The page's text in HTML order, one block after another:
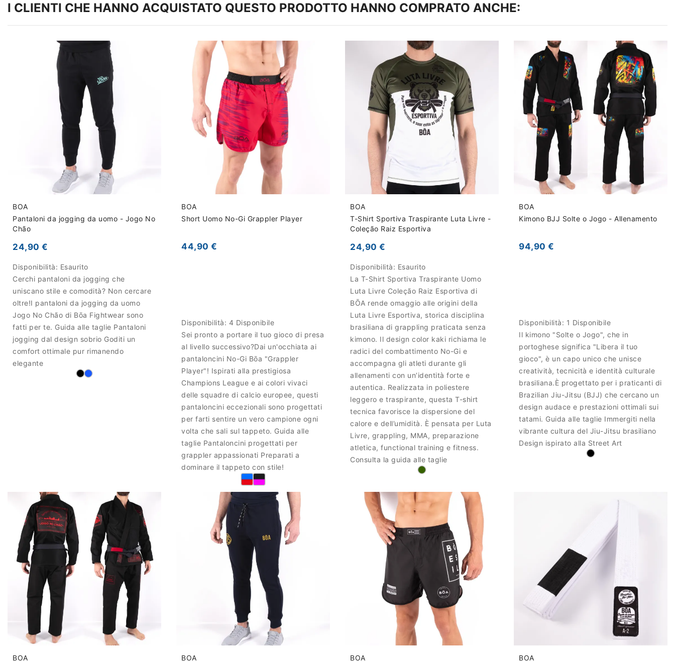
I CLIENTI CHE HANNO ACQUISTATO QUESTO PRODOTTO HANNO COMPRATO ANCHE:
BOA
Pantaloni da jogging da uomo - Jogo No
Chão
24,90 €
Disponibilità: Esaurito
Cerchi pantaloni da jogging che
uniscano stile e comodità? Non cercare
oltre!I pantaloni da jogging da uomo
Jogo No Chão di Bōa Fightwear sono
fatti per te. Guida alle taglie Pantaloni
jogging dal design sobrio Goditi un
comfort ottimale pur rimanendo
elegante
BOA
Short Uomo No-Gi Grappler Player
44,90 €
Disponibilità: 4 Disponibile
Sei pronto a portare il tuo gioco di presa
al livello successivo?Dai un'occhiata ai
pantaloncini No-Gi Bōa "Grappler
Player"! Ispirati alla prestigiosa
Champions League e ai colori vivaci
delle squadre di calcio europee, questi
pantaloncini eccezionali sono progettati
per farti sentire un vero campione ogni
volta che sali sul tappeto. Guida alle
taglie Pantaloncini progettati per
grappler appassionati Preparati a
dominare il tappeto con stile!
BOA
T-Shirt Sportiva Traspirante Luta Livre -
Coleção Raiz Esportiva
24,90 €
Disponibilità: Esaurito
La T-Shirt Sportiva Traspirante Uomo
Luta Livre Coleção Raiz Esportiva di
BŌA rende omaggio alle origini della
Luta Livre Esportiva, storica disciplina
brasiliana di grappling praticata senza
kimono. Il design color kaki richiama le
radici del combattimento No-Gi e
accompagna gli atleti durante gli
allenamenti con un’identità forte e
autentica. Realizzata in poliestere
leggero e traspirante, questa T-shirt
tecnica favorisce la dispersione del
calore e dell’umidità. È pensata per Luta
Livre, grappling, MMA, preparazione
atletica, functional training e fitness.
Consulta la guida alle taglie
BOA
Kimono BJJ Solte o Jogo - Allenamento
94,90 €
Disponibilità: 1 Disponibile
Il kimono "Solte o Jogo", che in
portoghese significa "Libera il tuo
gioco", è un capo unico che unisce
creatività, tecnicità e identità culturale
brasiliana.È progettato per i praticanti di
Brazilian Jiu-Jitsu (BJJ) che cercano un
design audace e prestazioni ottimali sui
tatami. Guida alle taglie Immergiti nella
vibrante cultura del Jiu-Jitsu brasiliano
Design ispirato alla Street Art
BOA BOA BOA BOA